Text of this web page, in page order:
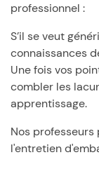
professionnel :
S’il se veut
connaissances
Une fois vos
combler les
apprentissage.
Nos
l'entretien